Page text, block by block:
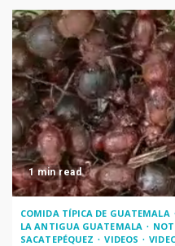
1 min read
COMIDA TÍPICA DE GUATEMALA
LA ANTIGUA GUATEMALA
SACATEPÉQUEZ
VIDEOS